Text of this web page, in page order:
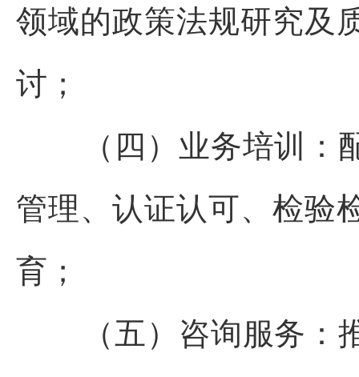
领域的政策法规研究及
讨；
（四）业务培训
管理、认证认可、检验
育；
（五）咨询服务